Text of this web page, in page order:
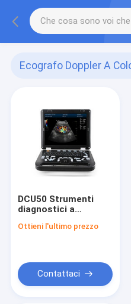
Ecografo Doppler A
DCU50 Strumenti
diagnostici a
colori digitali
Ottieni l'ultimo prezzo
Contattaci